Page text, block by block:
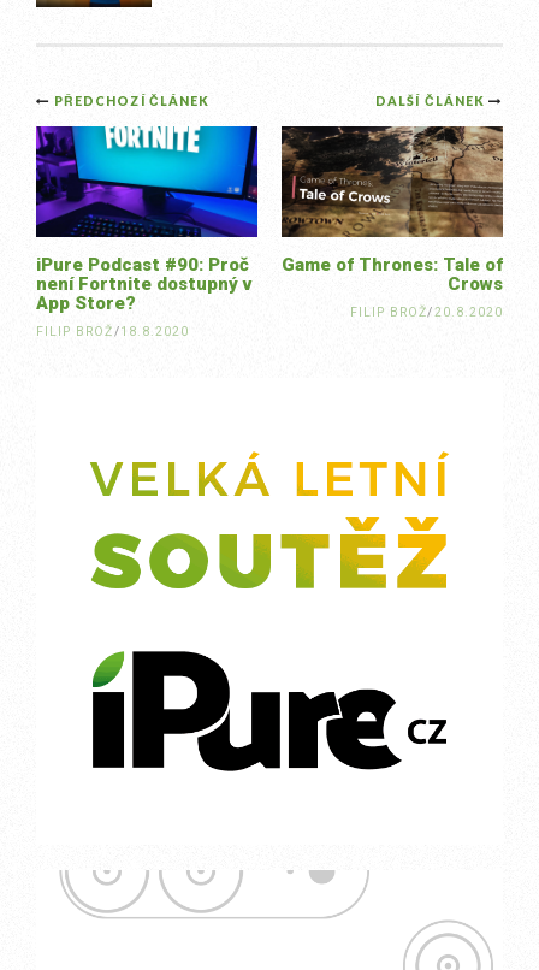
Post
navigation
DALŠÍ ČLÁNEK
Game of Thrones: Tale of
Crows
FILIP BROŽ/20.8.2020
PŘEDCHOZÍ ČLÁNEK
iPure Podcast #90: Proč
není Fortnite dostupný v
App Store?
FILIP BROŽ/18.8.2020